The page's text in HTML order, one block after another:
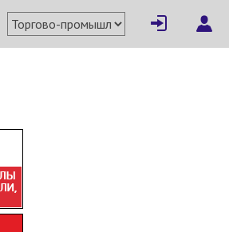
Написать поставщику